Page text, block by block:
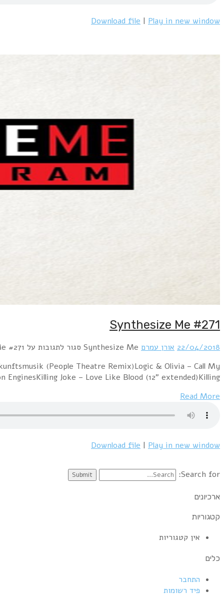
Hour 1 De/Vision – Time to Be AliveEloquent –
NameOrchestral Manoeuvres In